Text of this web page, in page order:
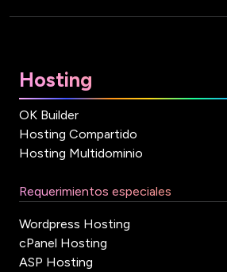
Hosting
OK Builder
Hosting Compartido
Hosting Multidominio
Requerimientos especiales
Wordpress Hosting
cPanel Hosting
ASP Hosting